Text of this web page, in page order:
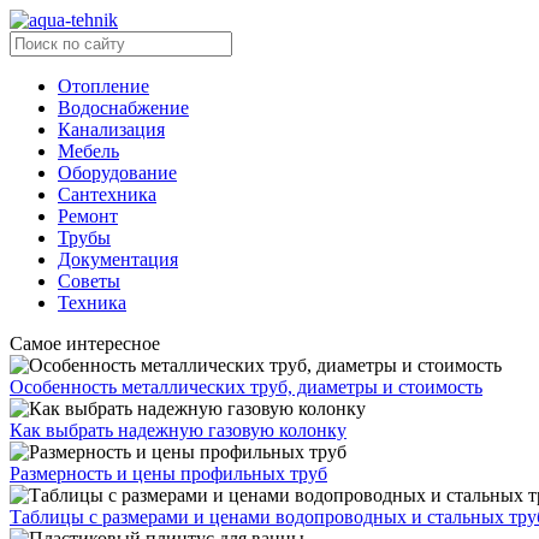
Отопление
Водоснабжение
Канализация
Мебель
Оборудование
Сантехника
Ремонт
Трубы
Документация
Советы
Техника
Самое интересное
Особенность металлических труб, диаметры и стоимость
Как выбрать надежную газовую колонку
Размерность и цены профильных труб
Таблицы с размерами и ценами водопроводных и стальных